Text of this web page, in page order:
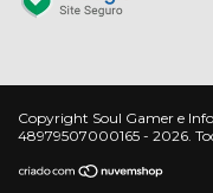
Copyright Soul Gamer e
48979507000165 - 2026.